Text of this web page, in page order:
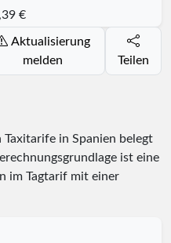
€
Aktualisierung
melden
Teilen
in Spanien belegt
ist eine
im Tagtarif mit einer